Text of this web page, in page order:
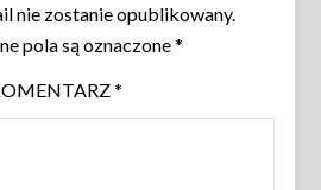
nie zostanie opublikowany.
pola są oznaczone*
*